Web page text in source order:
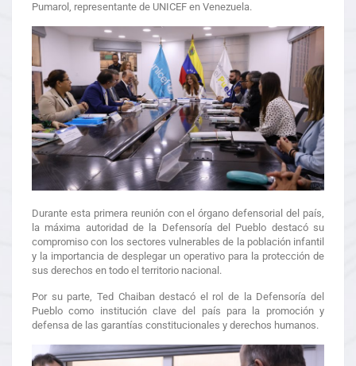
Pumarol, representante de UNICEF en Venezuela.
Durante esta primera reunión con el órgano defensorial del país,
la máxima autoridad de la Defensoría del Pueblo destacó su
compromiso con los sectores vulnerables de la población infantil
y la importancia de desplegar un operativo para la protección de
sus derechos en todo el territorio nacional.
Por su parte, Ted Chaiban destacó el rol de la Defensoría del
Pueblo como institución clave del país para la promoción y
defensa de las garantías constitucionales y derechos humanos.